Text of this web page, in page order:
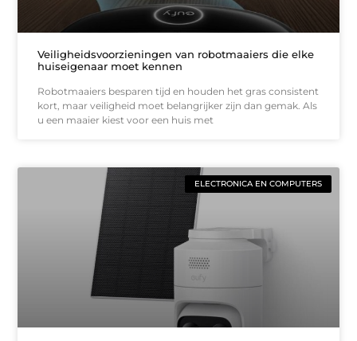
Veiligheidsvoorzieningen van robotmaaiers die elke
huiseigenaar moet kennen
Robotmaaiers besparen tijd en houden het gras consistent
kort, maar veiligheid moet belangrijker zijn dan gemak. Als
u een maaier kiest voor een huis met
ELECTRONICA EN COMPUTERS